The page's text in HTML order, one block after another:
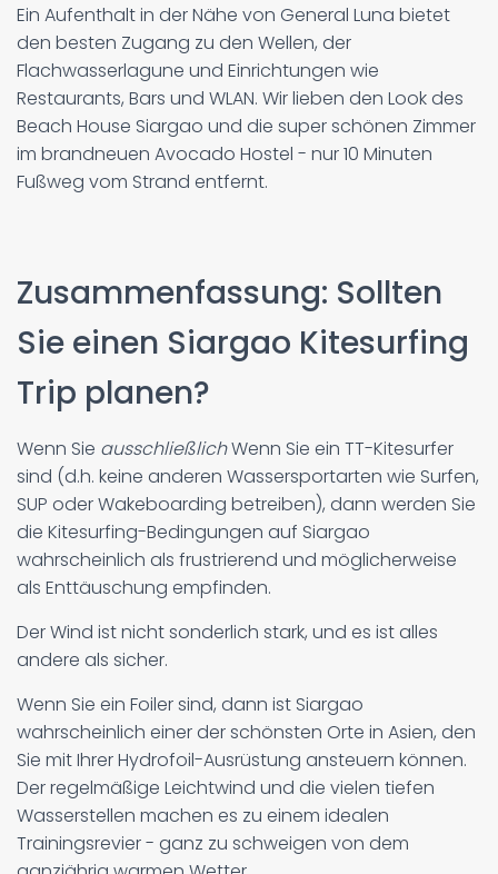
Ein Aufenthalt in der Nähe von General Luna bietet
den besten Zugang zu den Wellen, der
Flachwasserlagune und Einrichtungen wie
Restaurants, Bars und WLAN. Wir lieben den Look des
Beach House Siargao und die super schönen Zimmer
im brandneuen Avocado Hostel - nur 10 Minuten
Fußweg vom Strand entfernt.
Zusammenfassung: Sollten
Sie einen Siargao Kitesurfing
Trip planen?
Wenn Sie ausschließlichWenn Sie ein TT-Kitesurfer
sind (d.h. keine anderen Wassersportarten wie Surfen,
SUP oder Wakeboarding betreiben), dann werden Sie
die Kitesurfing-Bedingungen auf Siargao
wahrscheinlich als frustrierend und möglicherweise
als Enttäuschung empfinden.
Der Wind ist nicht sonderlich stark, und es ist alles
andere als sicher.
Wenn Sie ein Foiler sind, dann ist Siargao
wahrscheinlich einer der schönsten Orte in Asien, den
Sie mit Ihrer Hydrofoil-Ausrüstung ansteuern können.
Der regelmäßige Leichtwind und die vielen tiefen
Wasserstellen machen es zu einem idealen
Trainingsrevier - ganz zu schweigen von dem